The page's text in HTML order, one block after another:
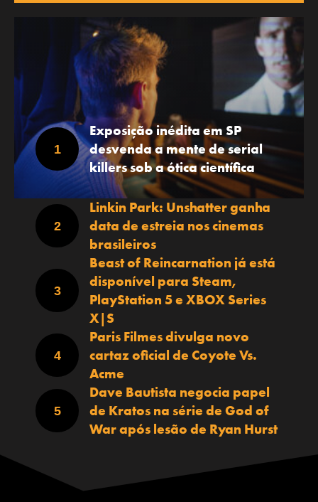
Exposição inédita em SP
desvenda a mente de serial
killers sob a ótica científica
Linkin Park: Unshatter ganha
data de estreia nos cinemas
brasileiros
Beast of Reincarnation já está
disponível para Steam,
PlayStation 5 e XBOX Series
X|S
Paris Filmes divulga novo
cartaz oficial de Coyote Vs.
Acme
Dave Bautista negocia papel
de Kratos na série de God of
War após lesão de Ryan Hurst